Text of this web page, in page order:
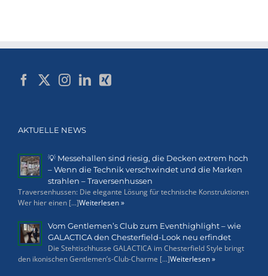
AKTUELLE NEWS
💡 Messehallen sind riesig, die Decken extrem hoch
– Wenn die Technik verschwindet und die Marken
strahlen – Traversenhussen
Traversenhussen: Die elegante Lösung für technische Konstruktionen
Wer hier einen [...]Weiterlesen »
Vom Gentlemen’s Club zum Eventhighlight – wie
GALACTICA den Chesterfield-Look neu erfindet
Die Stehtischhusse GALACTICA im Chesterfield Style bringt
den ikonischen Gentlemen’s-Club-Charme [...]Weiterlesen »